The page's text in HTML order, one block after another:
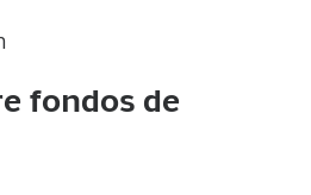
fondos de